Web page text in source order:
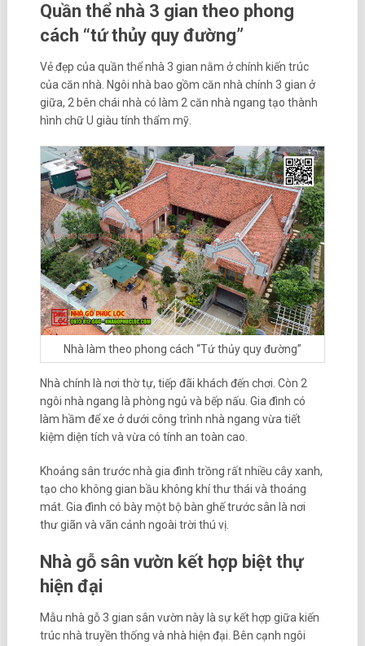
Quần thể nhà 3 gian theo phong
cách “tứ thủy quy đường”
Vẻ đẹp của quần thể nhà 3 gian nằm ở chính kiến trúc
của căn nhà. Ngôi nhà bao gồm căn nhà chính 3 gian ở
giữa, 2 bên chái nhà có làm 2 căn nhà ngang tạo thành
hình chữ U giàu tính thẩm mỹ.
Nhà làm theo phong cách “Tứ thủy quy đường”
Nhà chính là nơi thờ tự, tiếp đãi khách đến chơi. Còn 2
ngôi nhà ngang là phòng ngủ và bếp nấu. Gia đình có
làm hầm để xe ở dưới công trình nhà ngang vừa tiết
kiệm diện tích và vừa có tính an toàn cao.
Khoảng sân trước nhà gia đình trồng rất nhiều cây xanh,
tạo cho không gian bầu không khí thư thái và thoáng
mát. Gia đình có bày một bộ bàn ghế trước sân là nơi
thư giãn và vãn cảnh ngoài trời thú vị.
Nhà gỗ sân vườn kết hợp biệt thự
hiện đại
Mẫu nhà gỗ 3 gian sân vườn này là sự kết hợp giữa kiến
trúc nhà truyền thống và nhà hiện đại. Bên cạnh ngôi